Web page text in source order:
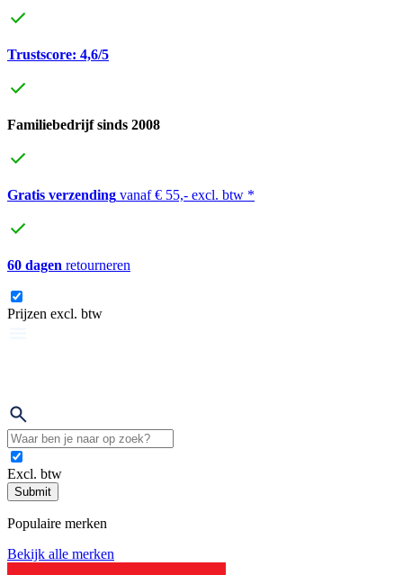
Trustscore: 4,6/5
Familiebedrijf sinds 2008
Gratis verzending vanaf € 55,- excl. btw *
60 dagen retourneren
Prijzen excl. btw
Excl. btw
Submit
Populaire merken
Bekijk alle merken